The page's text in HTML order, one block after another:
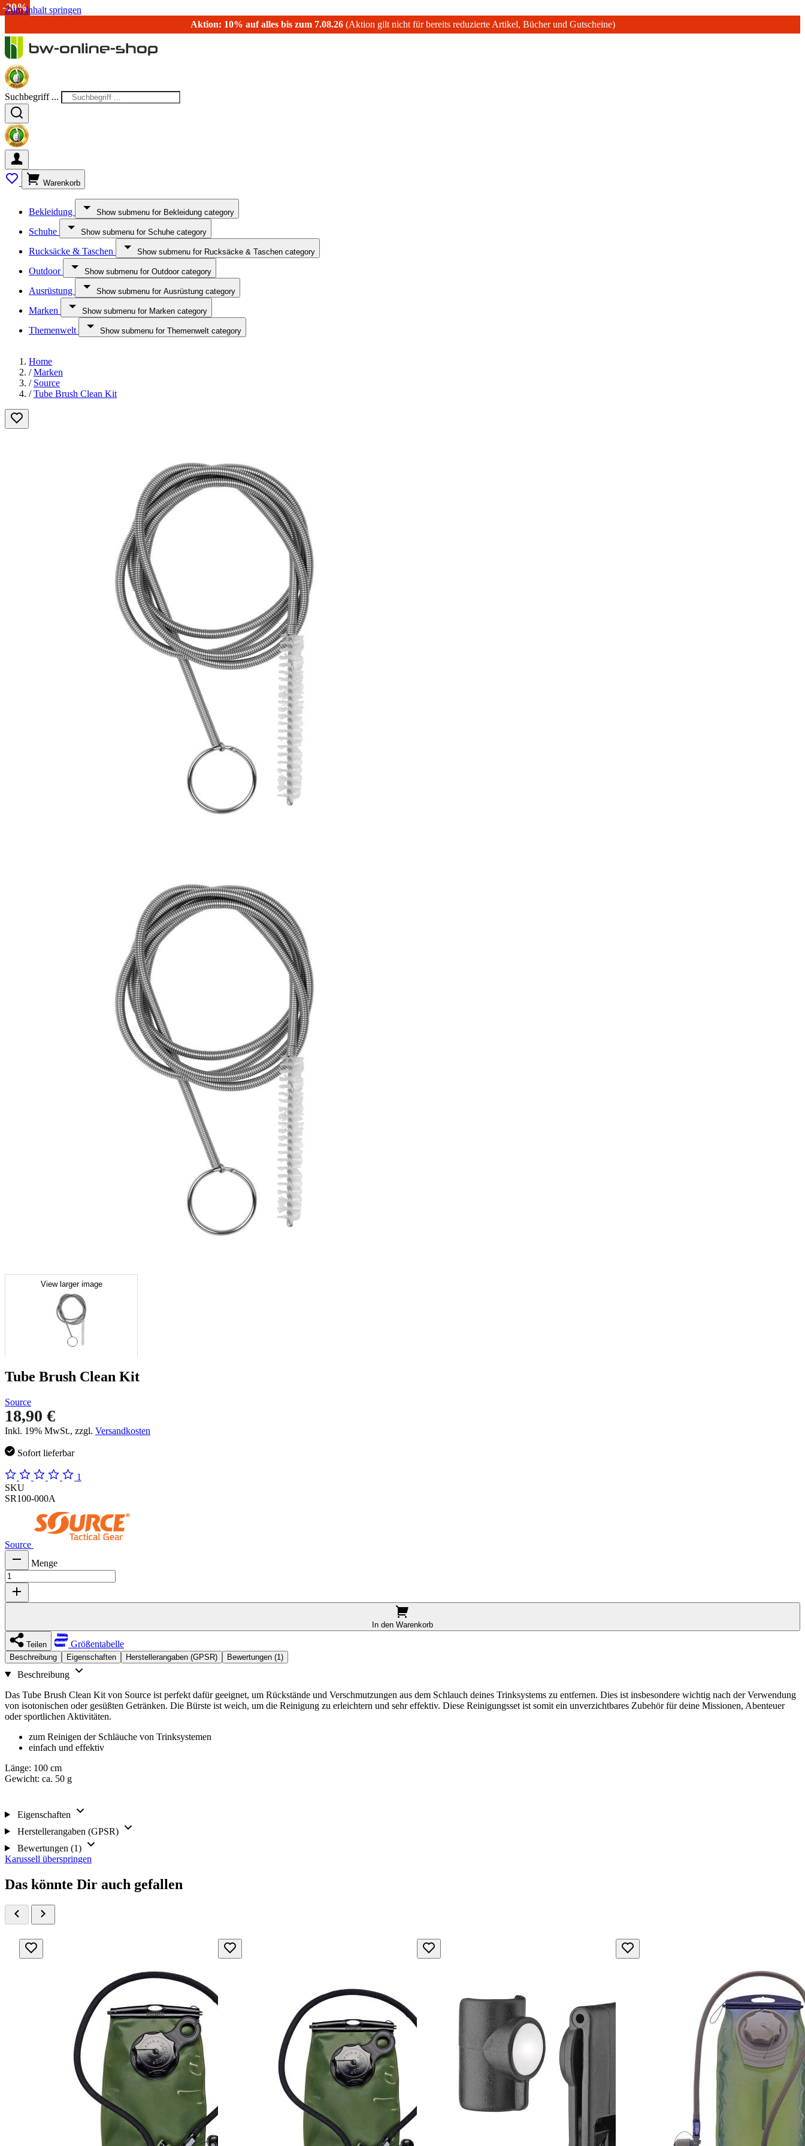
Zum Inhalt springen
Aktion: 10% auf alles bis zum 7.08.26(Aktion gilt nicht für bereits reduzierte Artikel, Bücher und Gutscheine)
Suchbegriff ...
Warenkorb
Bekleidung Show submenu for Bekleidung category
Schuhe Show submenu for Schuhe category
Rucksäcke & Taschen Show submenu for Rucksäcke & Taschen category
Outdoor Show submenu for Outdoor category
Ausrüstung Show submenu for Ausrüstung category
Marken Show submenu for Marken category
Themenwelt Show submenu for Themenwelt category
Home
/ Marken
/ Source
/ Tube Brush Clean Kit
View larger image
Tube Brush Clean Kit
Source
18,90 €
Inkl. 19% MwSt., zzgl. Versandkosten
Sofort lieferbar
1
SKU
SR100-000A
Source
Menge
In den Warenkorb
Teilen Größentabelle
Beschreibung Eigenschaften Herstellerangaben (GPSR) Bewertungen (1)
Beschreibung
Das Tube Brush Clean Kit von Source ist perfekt dafür geeignet, um Rückstände und Verschmutzungen aus dem Schlauch deines Trinksystems zu entfernen. Dies ist insbesondere wichtig nach der Verwendung
von isotonischen oder gesüßten Getränken. Die Bürste ist weich, um die Reinigung zu erleichtern und sehr effektiv. Diese Reinigungsset ist somit ein unverzichtbares Zubehör für deine Missionen, Abenteuer
oder sportlichen Aktivitäten.
zum Reinigen der Schläuche von Trinksystemen
einfach und effektiv
Länge: 100 cm
Gewicht: ca. 50 g
Eigenschaften
Herstellerangaben (GPSR)
Bewertungen (1)
Karussell überspringen
Das könnte Dir auch gefallen
-20%